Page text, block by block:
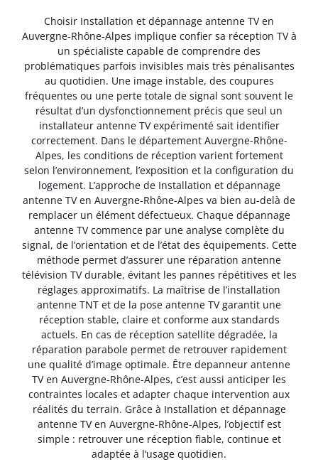
Choisir Installation et dépannage antenne TV en
Auvergne-Rhône-Alpes implique confier sa réception TV à
un spécialiste capable de comprendre des
problématiques parfois invisibles mais très pénalisantes
au quotidien. Une image instable, des coupures
fréquentes ou une perte totale de signal sont souvent le
résultat d’un dysfonctionnement précis que seul un
installateur antenne TV expérimenté sait identifier
correctement. Dans le département Auvergne-Rhône-
Alpes, les conditions de réception varient fortement
selon l’environnement, l’exposition et la configuration du
logement. L’approche de Installation et dépannage
antenne TV en Auvergne-Rhône-Alpes va bien au-delà de
remplacer un élément défectueux. Chaque dépannage
antenne TV commence par une analyse complète du
signal, de l’orientation et de l’état des équipements. Cette
méthode permet d’assurer une réparation antenne
télévision TV durable, évitant les pannes répétitives et les
réglages approximatifs. La maîtrise de l’installation
antenne TNT et de la pose antenne TV garantit une
réception stable, claire et conforme aux standards
actuels. En cas de réception satellite dégradée, la
réparation parabole permet de retrouver rapidement
une qualité d’image optimale. Être depanneur antenne
TV en Auvergne-Rhône-Alpes, c’est aussi anticiper les
contraintes locales et adapter chaque intervention aux
réalités du terrain. Grâce à Installation et dépannage
antenne TV en Auvergne-Rhône-Alpes, l’objectif est
simple : retrouver une réception fiable, continue et
adaptée à l’usage quotidien.